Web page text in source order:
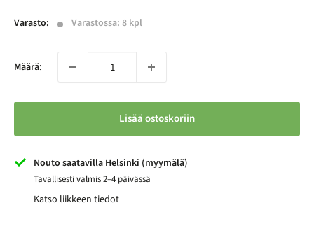
Varasto: Varastossa: 8 kpl
Määrä:
Lisää ostoskoriin
Nouto saatavilla Helsinki (myymälä)
Tavallisesti valmis 2–4 päivässä
Katso liikkeen tiedot